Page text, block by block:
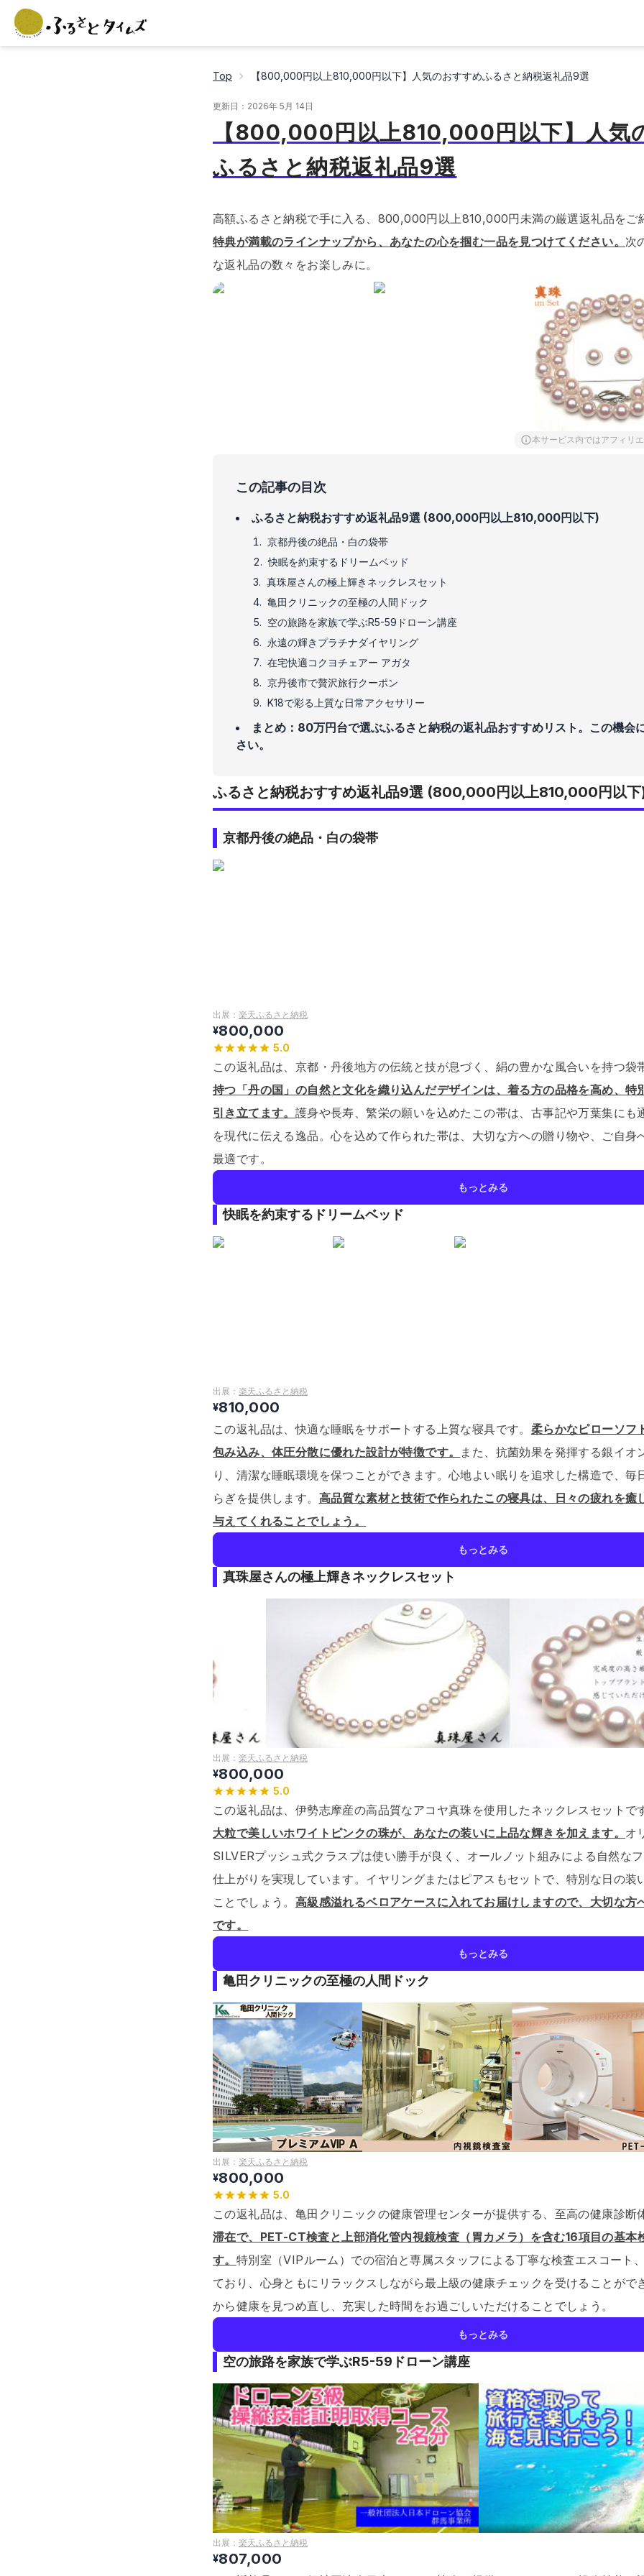
Top 【800,000円以上810,000円以下】人気のおすすめふるさと納税返礼品9選
更新日： 2026年 5月 14日
【800,000円以上810,000円以下】人気
ふるさと納税返礼品9選
高額ふるさと納税で手に入る、800,000円以上810,000円未満の厳選返礼品をご
特典が満載のラインナップから、あなたの心を掴む一品を見つけてください。 次
な返礼品の数々をお楽しみに。
本サービス内ではアフィリ
この記事の目次
ふるさと納税おすすめ返礼品9選 (800,000円以上810,000円以下)
京都丹後の絶品・白の袋帯
快眠を約束するドリームベッド
真珠屋さんの極上輝きネックレスセット
亀田クリニックの至極の人間ドック
空の旅路を家族で学ぶR5-59ドローン講座
永遠の輝きプラチナダイヤリング
在宅快適コクヨチェアー アガタ
京丹後市で贅沢旅行クーポン
K18で彩る上質な日常アクセサリー
まとめ：80万円台で選ぶふるさと納税の返礼品おすすめリスト。この機会
さい。
ふるさと納税おすすめ返礼品9選 (800,000円以上810,000円以下
京都丹後の絶品・白の袋帯
出展： 楽天ふるさと納税
¥800,000
5.0
この返礼品は、京都・丹後地方の伝統と技が息づく、絹の豊かな風合いを持つ袋
持つ「丹の国」の自然と文化を織り込んだデザインは、着る方の品格を高め、特
引き立てます。 護身や長寿、繁栄の願いを込めたこの帯は、古事記や万葉集にも
を現代に伝える逸品。 心を込めて作られた帯は、大切な方への贈り物や、ご自身
最適です。
もっとみる
快眠を約束するドリームベッド
出展： 楽天ふるさと納税
¥810,000
この返礼品は、快適な睡眠をサポートする上質な寝具です。 柔らかなピローソフ
包み込み、体圧分散に優れた設計が特徴です。
また、抗菌効果を発揮する銀イオ
り、清潔な睡眠環境を保つことができます。 心地よい眠りを追求した構造で、毎
らぎを提供します。 高品質な素材と技術で作られたこの寝具は、日々の疲れを癒
与えてくれることでしょう。
もっとみる
真珠屋さんの極上輝きネックレスセット
出展： 楽天ふるさと納税
¥800,000
5.0
この返礼品は、伊勢志摩産の高品質なアコヤ真珠を使用したネックレスセットで
大粒で美しいホワイトピンクの珠が、あなたの装いに上品な輝きを加えます。 オ
SILVERプッシュ式クラスプは使い勝手が良く、オールノット組みによる自然な
仕上がりを実現しています。 イヤリングまたはピアスもセットで、特別な日の装
ことでしょう。 高級感溢れるベロアケースに入れてお届けしますので、大切な方
です。
もっとみる
亀田クリニックの至極の人間ドック
出展： 楽天ふるさと納税
¥800,000
5.0
この返礼品は、亀田クリニックの健康管理センターが提供する、至高の健康診断
滞在で、PET-CT検査と上部消化管内視鏡検査（胃カメラ）を含む16項目の基本
す。 特別室（VIPルーム）での宿泊と専属スタッフによる丁寧な検査エスコート
ており、心身ともにリラックスしながら最上級の健康チェックを受けることがで
から健康を見つめ直し、充実した時間をお過ごしいただけることでしょう。
もっとみる
空の旅路を家族で学ぶR5-59ドローン講座
出展： 楽天ふるさと納税
¥807,000